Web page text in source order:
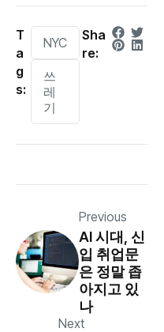
T
a
g
s:
NYC
쓰
레
기
Sha
re:
Previous
AI 시대, 신
입 취업문
은 정말 좁
아지고 있
나
Next